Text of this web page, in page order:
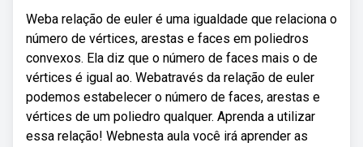
Weba relação de euler é uma igualdade que relaciona o
número de vértices, arestas e faces em poliedros
convexos. Ela diz que o número de faces mais o de
vértices é igual ao. Webatravés da relação de euler
podemos estabelecer o número de faces, arestas e
vértices de um poliedro qualquer. Aprenda a utilizar
essa relação! Webnesta aula você irá aprender as